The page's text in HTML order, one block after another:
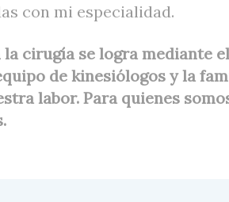
con mi especialidad.
cirugía se logra mediante el
de kinesiólogos y la
labor. Para quienes